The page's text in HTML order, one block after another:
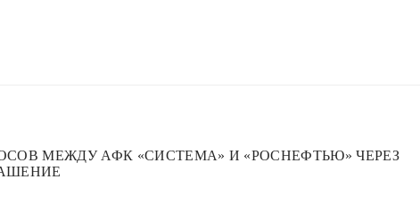
МЕЖДУ АФК «СИСТЕМА» И «РОСНЕФТЬЮ» ЧЕРЕЗ